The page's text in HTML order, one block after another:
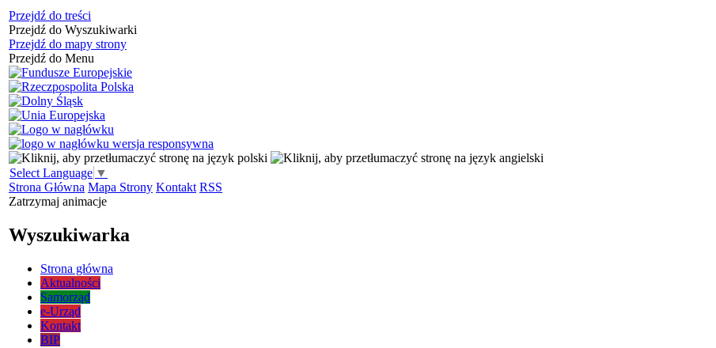
Przejdź do treści
Przejdź do Wyszukiwarki
Przejdź do mapy strony
Przejdź do Menu
Select Language ▼
Strona Główna Mapa Strony Kontakt RSS
Zatrzymaj animacje
Wyszukiwarka
Strona główna
Aktualności
Samorząd
e-Urząd
Kontakt
BIP